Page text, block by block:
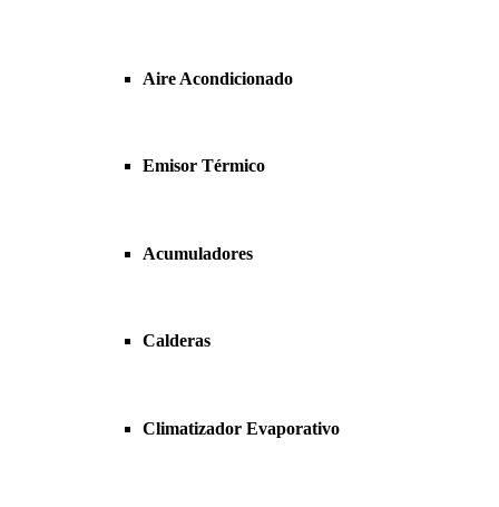
Aire Acondicionado
Emisor Térmico
Acumuladores
Calderas
Climatizador Evaporativo